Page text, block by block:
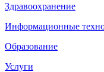
Здравоохранение
Информационные
Образование
Услуги